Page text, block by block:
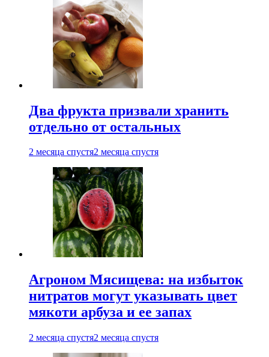
Два фрукта призвали хранить
отдельно от остальных
2 месяца спустя2 месяца спустя
Агроном Мясищева: на избыток
нитратов могут указывать цвет
мякоти арбуза и ее запах
2 месяца спустя2 месяца спустя